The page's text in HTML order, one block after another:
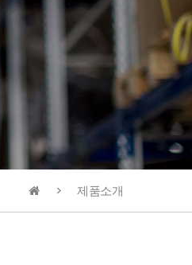
제품소개